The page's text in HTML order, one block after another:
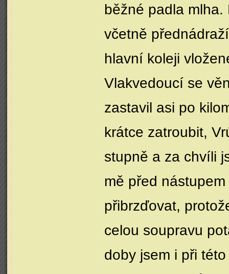
běžné padla mlha.
včetně
hlavní koleji
Vlakvedoucí se
zastavil asi po
krátce zatroubit,
stupně a za chvíli
mě před
přibrzďovat,
celou soupravu
doby jsem i při